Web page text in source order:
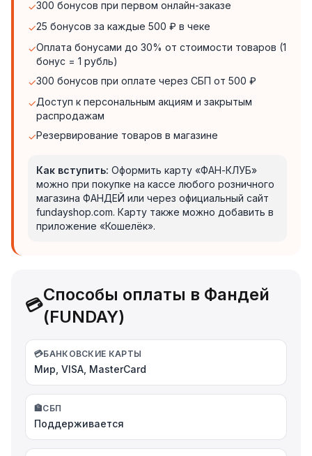
✓300 бонусов при первом онлайн-заказе
✓25 бонусов за каждые 500 ₽ в чеке
✓Оплата бонусами до 30% от стоимости товаров (1
бонус = 1 рубль)
✓300 бонусов при оплате через СБП от 500 ₽
✓Доступ к персональным акциям и закрытым
распродажам
✓Резервирование товаров в магазине
Как вступить: Оформить карту «ФАН-КЛУБ»
можно при покупке на кассе любого розничного
магазина ФАНДЕЙ или через официальный сайт
fundayshop.com. Карту также можно добавить в
приложение «Кошелёк».
💳
Способы оплаты в Фандей
(FUNDAY)
💳БАНКОВСКИЕ КАРТЫ
Мир, VISA, MasterCard
🏦СБП
Поддерживается